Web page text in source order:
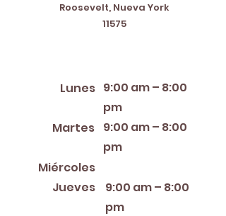
Roosevelt, Nueva York
11575
Lunes
Martes
Miércoles
Jueves
9:00 am – 8:00
pm
9:00 am – 8:00
pm
9:00 am – 8:00
pm